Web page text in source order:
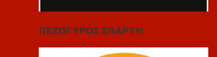
ΠΕΖΟΓΥΡΟΣ ΣΠΑΡΤΗ